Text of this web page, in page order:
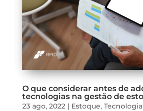
O que considerar antes de
tecnologias na gestão de
23 ago, 2022 | Estoque, Tecnologia